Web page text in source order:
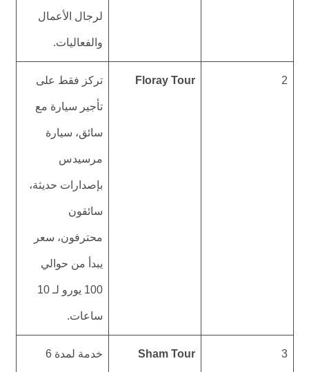
لرجال الأعمال
والفعاليات.
2
Floray Tour تركز فقط على
تأجير سيارة مع
سائق، سيارة
مرسيدس
بإصدارات حديثة،
سائقون
محترفون، سعر
يبدأ من حوالي
100 يورو لـ 10
ساعات.
3
Sham Tour خدمة لمدة 6